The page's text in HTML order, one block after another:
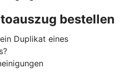
bestellen
Duplikat eines